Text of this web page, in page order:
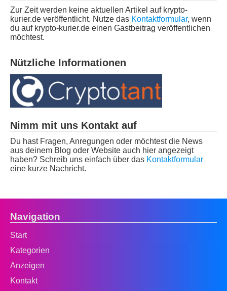
Zur Zeit werden keine aktuellen Artikel auf krypto-
kurier.de veröffentlicht. Nutze das Kontaktformular, wenn
du auf krypto-kurier.de einen Gastbeitrag veröffentlichen
möchtest.
Nützliche Informationen
Nimm mit uns Kontakt auf
Du hast Fragen, Anregungen oder möchtest die News
aus deinem Blog oder Website auch hier angezeigt
haben? Schreib uns einfach über das Kontaktformular
eine kurze Nachricht.
Navigation
Start
Kategorien
Anzeigen
Kontakt